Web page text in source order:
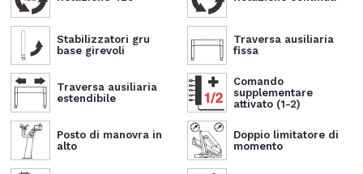
Stabilizzatori gru
base girevoli
Traversa ausiliaria
fissa
Traversa ausiliaria
estendibile
Comando
supplementare
attivato (1-2)
Posto di manovra in
alto
Doppio limitatore di
momento